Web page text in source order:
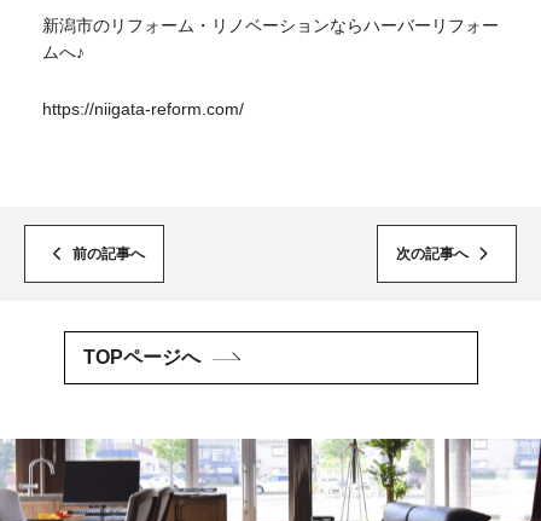
新潟市のリフォーム・リノベーションならハーバーリフォー
ムへ♪
https://niigata-reform.com/
前の記事へ 次の記事へ
TOPページへ